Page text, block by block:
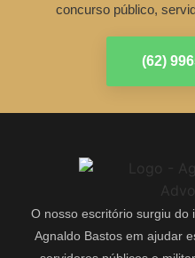
concurso público,
(62)
O nosso escritório surgiu do
Agnaldo Bastos em ajudar